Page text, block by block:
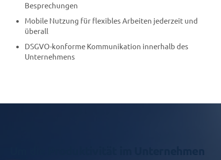
Besprechungen
Mobile Nutzung für flexibles Arbeiten jederzeit und
überall
DSGVO-konforme Kommunikation innerhalb des
Unternehmens